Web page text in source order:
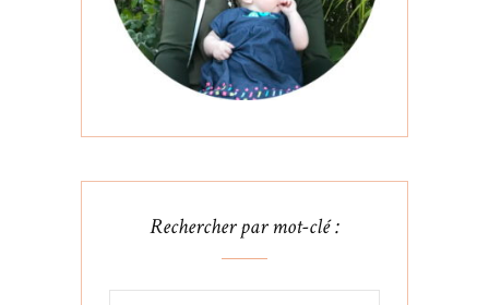
Rechercher par mot-clé :